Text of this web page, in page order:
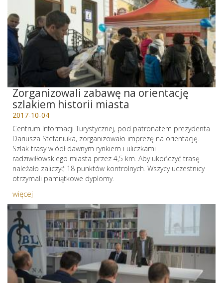
Zorganizowali zabawę na orientację
szlakiem historii miasta
2017-10-04
Centrum Informacji Turystycznej, pod patronatem prezydenta
Dariusza Stefaniuka, zorganizowało imprezę na orientację.
Szlak trasy wiódł dawnym rynkiem i uliczkami
radziwiłłowskiego miasta przez 4,5 km. Aby ukończyć trasę
należało zaliczyć 18 punktów kontrolnych. Wszycy uczestnicy
otrzymali pamiątkowe dyplomy.
więcej